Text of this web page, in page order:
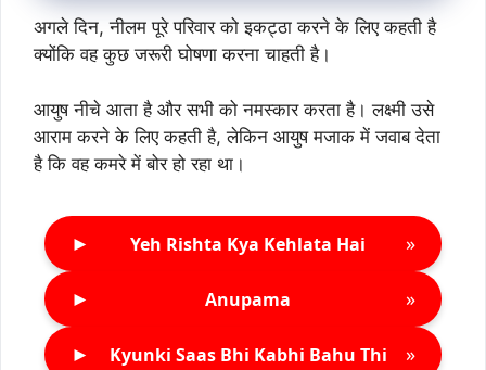
अगले दिन, नीलम पूरे परिवार को इकट्ठा करने के लिए कहती है
क्योंकि वह कुछ जरूरी घोषणा करना चाहती है।
आयुष नीचे आता है और सभी को नमस्कार करता है। लक्ष्मी उसे
आराम करने के लिए कहती है, लेकिन आयुष मजाक में जवाब देता
है कि वह कमरे में बोर हो रहा था।
► Yeh Rishta Kya Kehlata Hai »
► Anupama »
► Kyunki Saas Bhi Kabhi Bahu Thi »